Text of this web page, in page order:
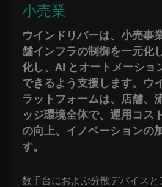
小売業
ウインドリバーは、小売事
舗インフラの制御を一元化
化し、AI とオートメーショ
できるよう支援します。ウ
ラットフォームは、店舗、
ッジ環境全体で、運用コス
の向上、イノベーションの
す。
数千台におよぶ分散デバイス